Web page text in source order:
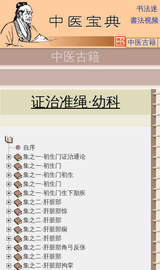
书法迷
書法视频
中医古籍
中医古籍
证治准绳·幼科
自序
集之一·初生门证治通论
集之一·初生门
集之一·初生门初生
集之一·初生门
集之一·初生门生下胎疾
集之二·肝脏部
集之二·肝脏部惊
集之二·肝脏部
集之二·肝脏部痫
集之二·肝脏部
集之二·肝脏部角弓反张
集之二·肝脏部
集之二·肝脏部拘挛